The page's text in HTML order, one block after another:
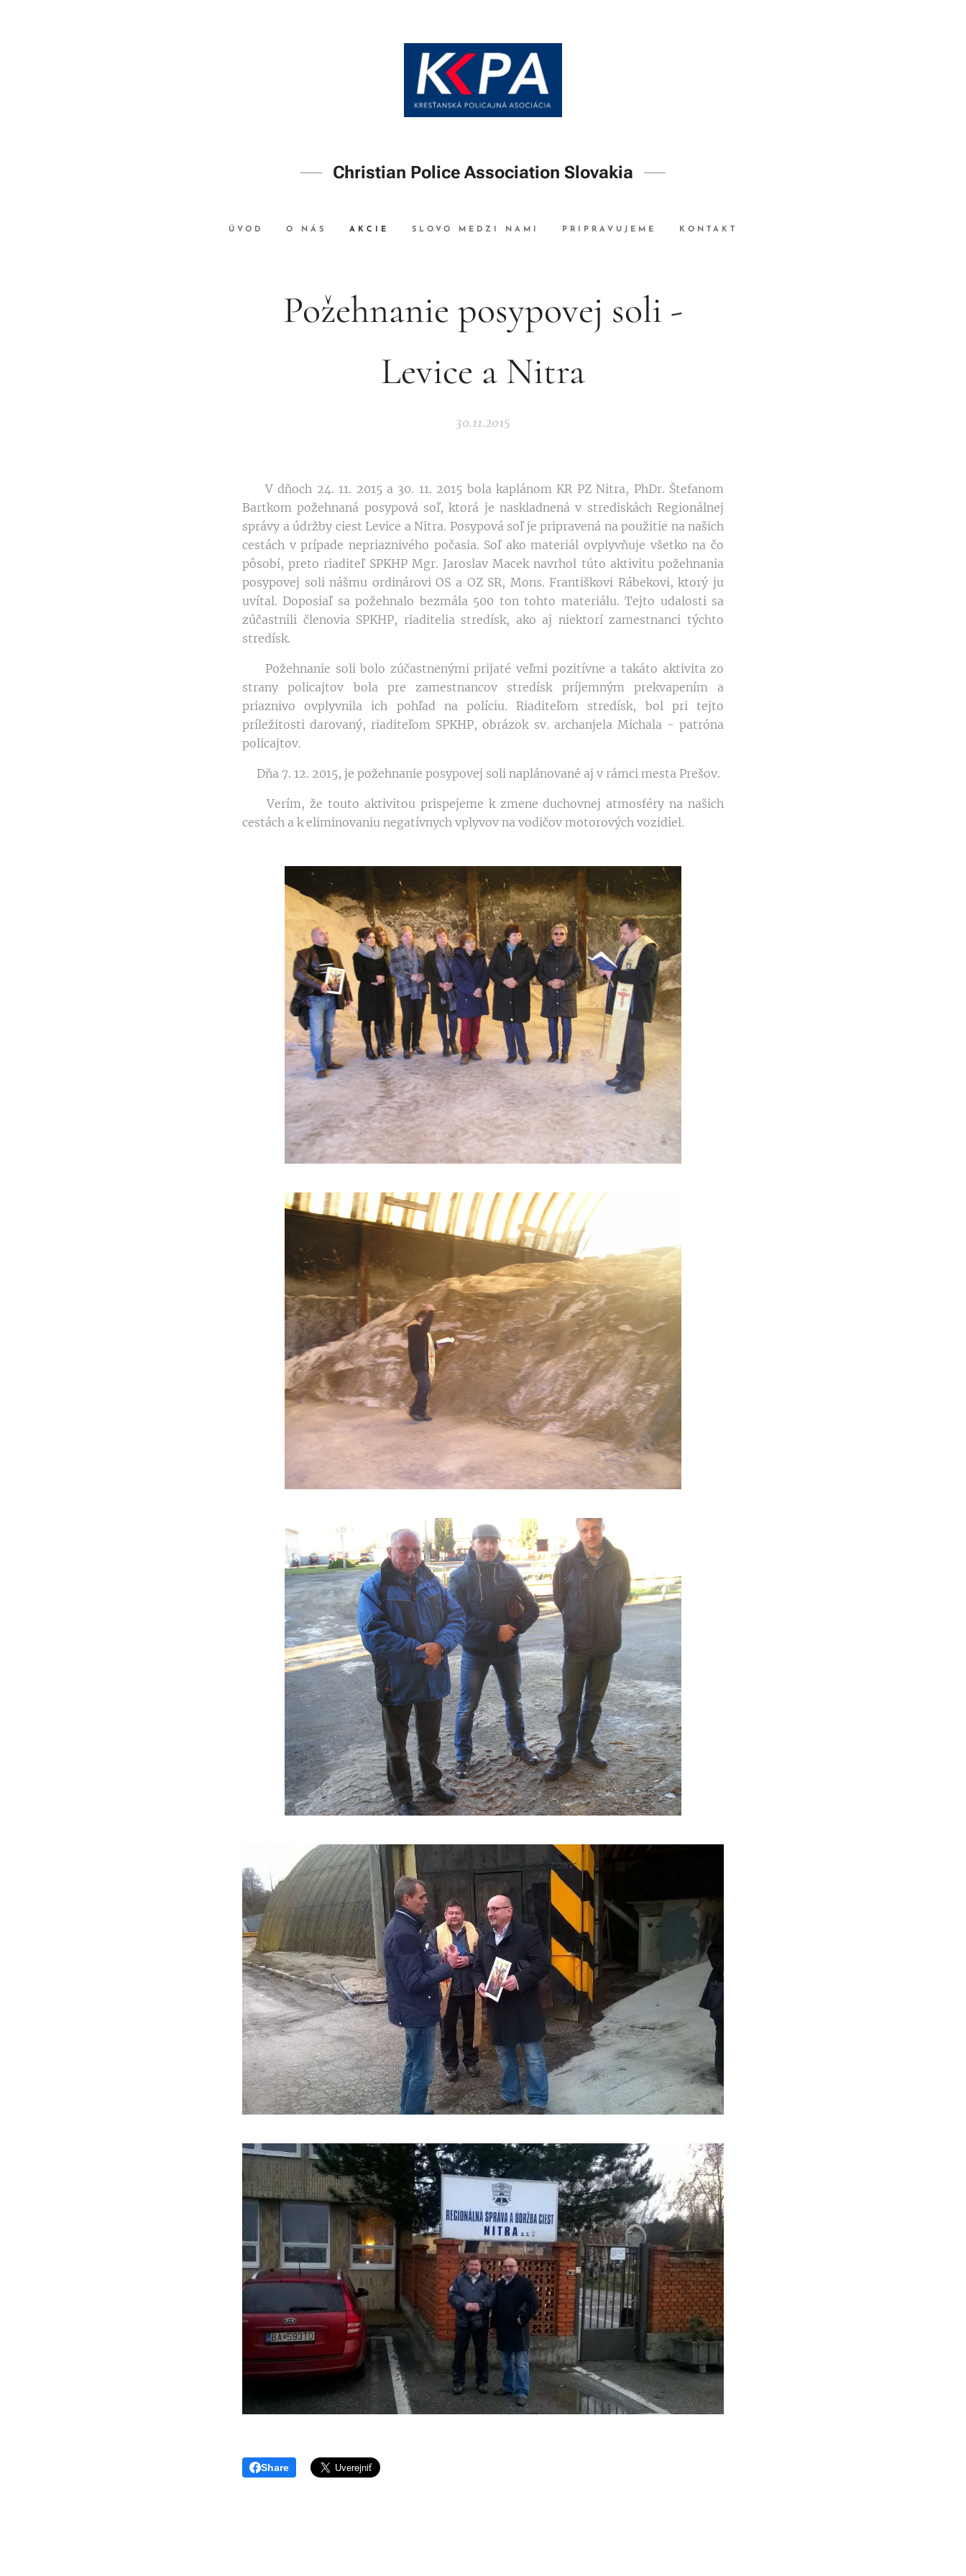
Christian Police Association Slovakia
ÚVOD O NÁS AKCIE SLOVO MEDZI NAMI PRIPRAVUJEME KONTAKT
Požehnanie posypovej soli -
Levice a Nitra
30.11.2015
V dňoch 24. 11. 2015 a 30. 11. 2015 bola kaplánom KR PZ Nitra, PhDr. Štefanom
Bartkom požehnaná posypová soľ, ktorá je naskladnená v strediskách Regionálnej
správy a údržby ciest Levice a Nitra. Posypová soľ je pripravená na použitie na našich
cestách v prípade nepriaznivého počasia. Soľ ako materiál ovplyvňuje všetko na čo
pôsobí, preto riaditeľ SPKHP Mgr. Jaroslav Macek navrhol túto aktivitu požehnania
posypovej soli nášmu ordinárovi OS a OZ SR, Mons. Františkovi Rábekovi, ktorý ju
uvítal. Doposiaľ sa požehnalo bezmála 500 ton tohto materiálu. Tejto udalosti sa
zúčastnili členovia SPKHP, riaditelia stredísk, ako aj niektorí zamestnanci týchto
stredísk.
Požehnanie soli bolo zúčastnenými prijaté veľmi pozitívne a takáto aktivita zo
strany policajtov bola pre zamestnancov stredísk príjemným prekvapením a
priaznivo ovplyvnila ich pohľad na políciu. Riaditeľom stredísk, bol pri tejto
príležitosti darovaný, riaditeľom SPKHP, obrázok sv. archanjela Michala - patróna
policajtov.
Dňa 7. 12. 2015, je požehnanie posypovej soli naplánované aj v rámci mesta Prešov.
Verím, že touto aktivitou prispejeme k zmene duchovnej atmosféry na našich
cestách a k eliminovaniu negatívnych vplyvov na vodičov motorových vozidiel.
Share